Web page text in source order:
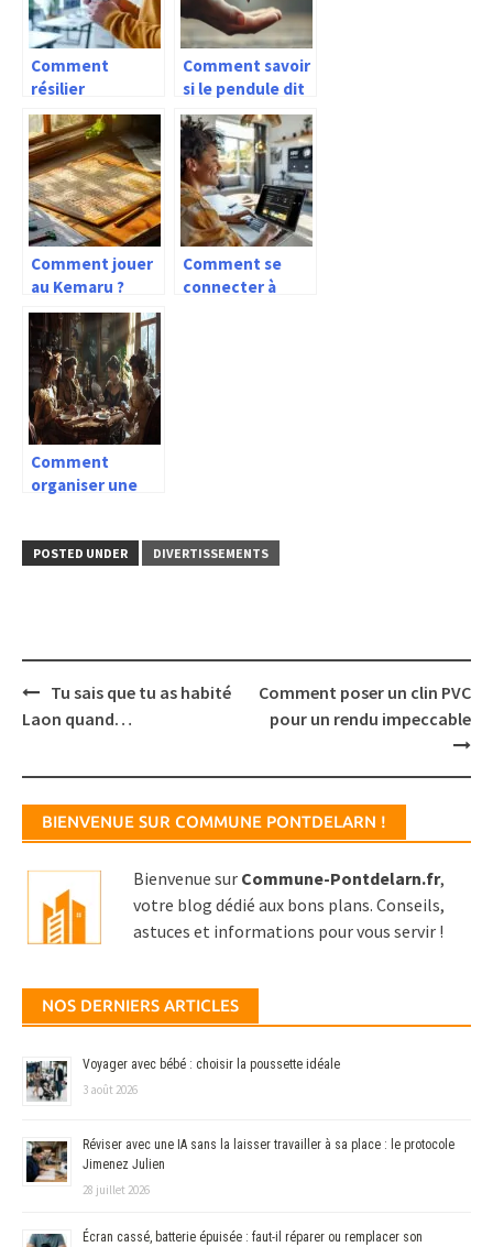
Comment
résilier
l’assurance Fnac
Darty
facilement ?
Comment savoir
si le pendule dit
oui ou non ?
Comment jouer
au Kemaru ?
Comment se
connecter à
Comment
organiser une
POSTED UNDER DIVERTISSEMENTS
Post
navigation
Tu sais que tu as habité
Laon quand…
Comment poser un clin PVC
pour un rendu impeccable
BIENVENUE SUR COMMUNE PONTDELARN !
Bienvenue sur Commune-Pontdelarn.fr,
votre blog dédié aux bons plans. Conseils,
astuces et informations pour vous servir !
NOS DERNIERS ARTICLES
Voyager avec bébé : choisir la poussette idéale
3 août 2026
Réviser avec une IA sans la laisser travailler à sa place : le protocole
Jimenez Julien
28 juillet 2026
Écran cassé, batterie épuisée : faut-il réparer ou remplacer son